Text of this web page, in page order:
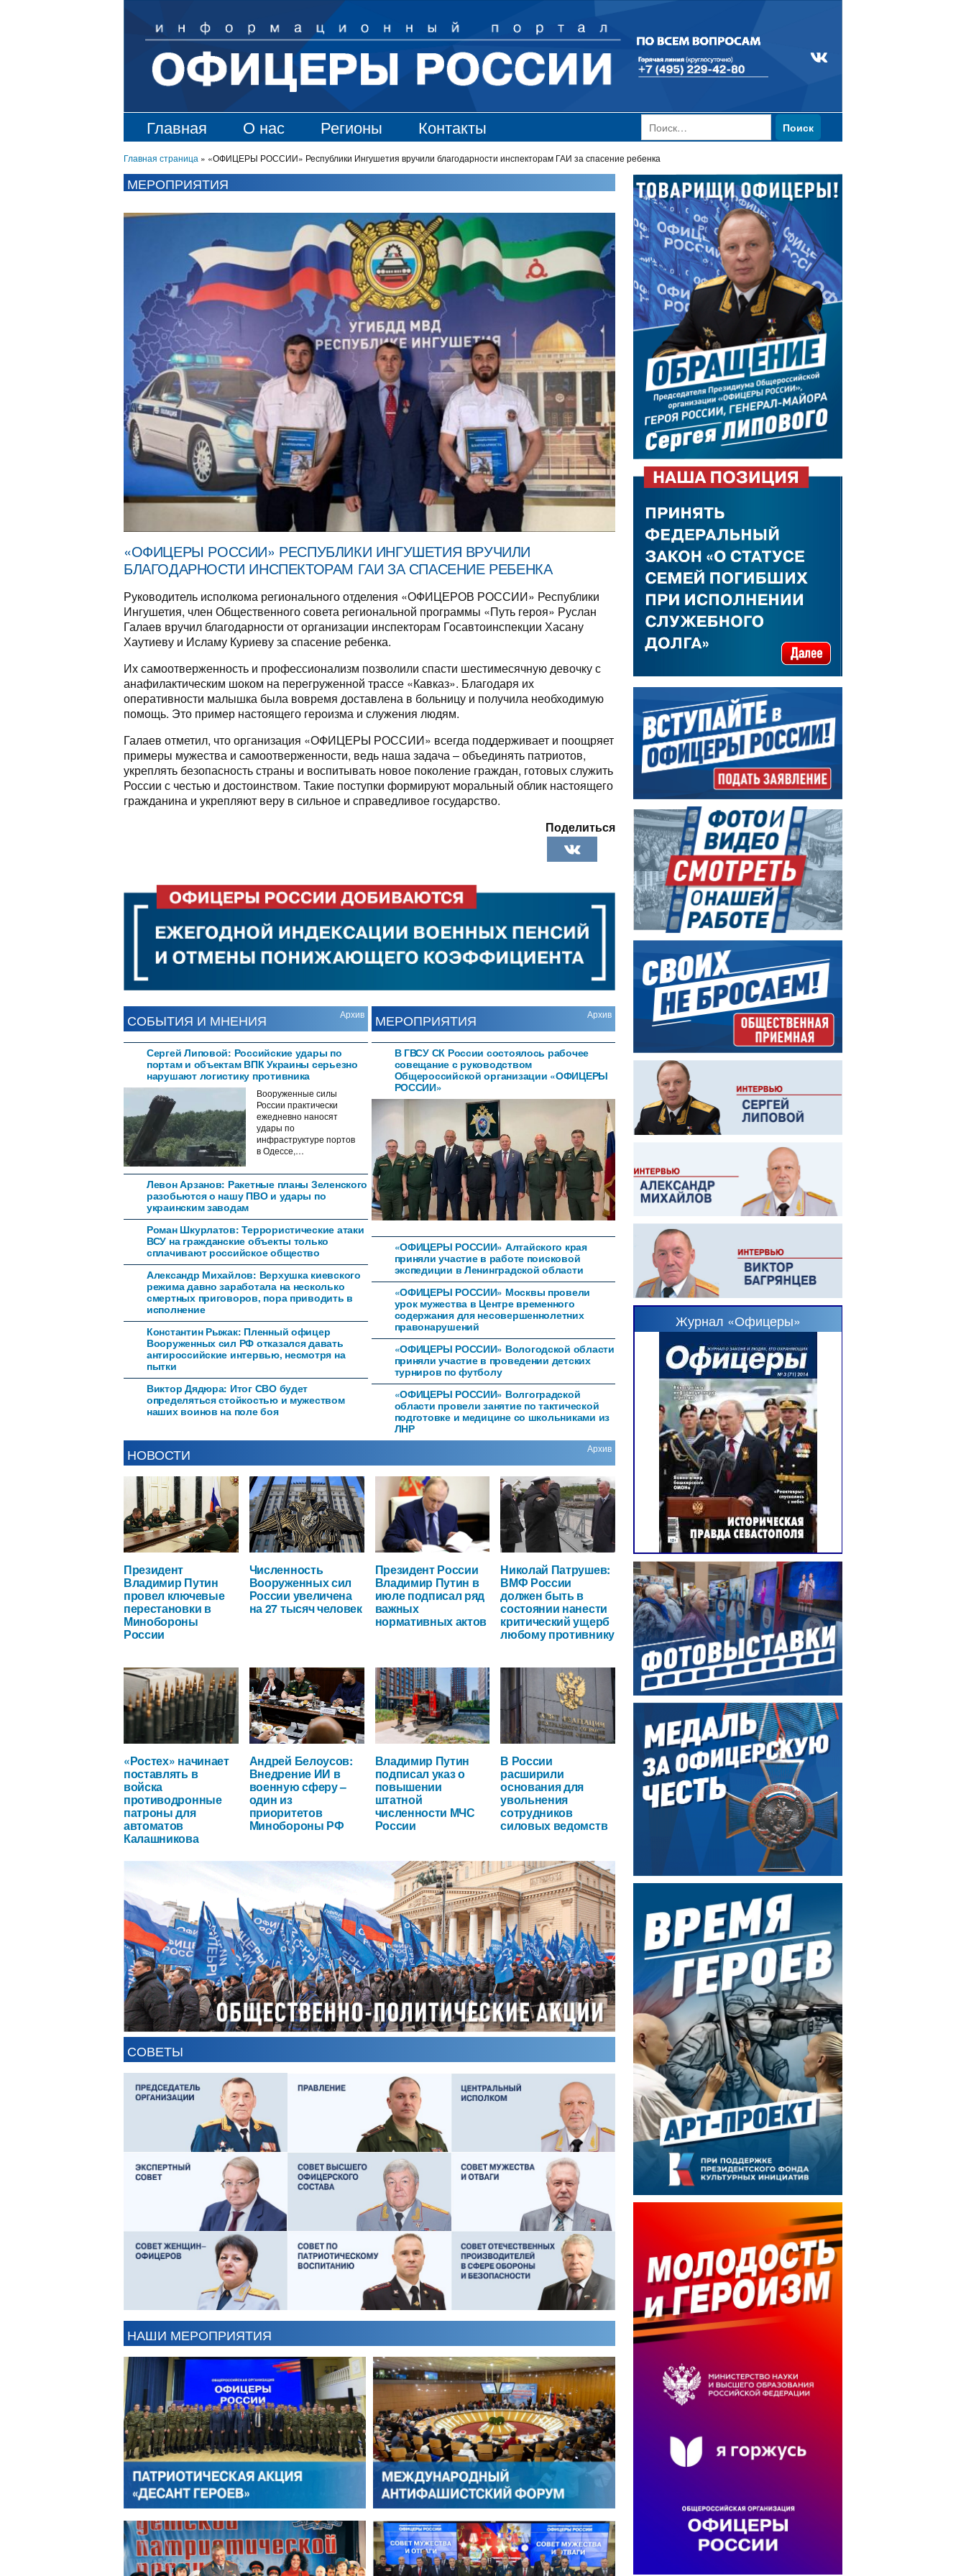
Главная О нас Регионы Контакты Найти:
Главная страница » «ОФИЦЕРЫ РОССИИ» Республики Ингушетия вручили благодарности инспекторам ГАИ за спасение ребенка
МЕРОПРИЯТИЯ
«ОФИЦЕРЫ РОССИИ» РЕСПУБЛИКИ ИНГУШЕТИЯ ВРУЧИЛИ
БЛАГОДАРНОСТИ ИНСПЕКТОРАМ ГАИ ЗА СПАСЕНИЕ РЕБЕНКА
Руководитель исполкома регионального отделения «ОФИЦЕРОВ РОССИИ» Республики
Ингушетия, член Общественного совета региональной программы «Путь героя» Руслан
Галаев вручил благодарности от организации инспекторам Госавтоинспекции Хасану
Хаутиеву и Исламу Куриеву за спасение ребенка.
Их самоотверженность и профессионализм позволили спасти шестимесячную девочку с
анафилактическим шоком на перегруженной трассе «Кавказ». Благодаря их
оперативности малышка была вовремя доставлена в больницу и получила необходимую
помощь. Это пример настоящего героизма и служения людям.
Галаев отметил, что организация «ОФИЦЕРЫ РОССИИ» всегда поддерживает и поощряет
примеры мужества и самоотверженности, ведь наша задача – объединять патриотов,
укреплять безопасность страны и воспитывать новое поколение граждан, готовых служить
России с честью и достоинством. Такие поступки формируют моральный облик настоящего
гражданина и укрепляют веру в сильное и справедливое государство.
Поделиться
СОБЫТИЯ И МНЕНИЯ Архив
Сергей Липовой: Российские удары по
портам и объектам ВПК Украины серьезно
нарушают логистику противника
Вооруженные силы
России практически
ежедневно наносят
удары по
инфраструктуре портов
в Одессе,…
Левон Арзанов: Ракетные планы Зеленского
разобьются о нашу ПВО и удары по
украинским заводам
Роман Шкурлатов: Террористические атаки
ВСУ на гражданские объекты только
сплачивают российское общество
Александр Михайлов: Верхушка киевского
режима давно заработала на несколько
смертных приговоров, пора приводить в
исполнение
Константин Рыжак: Пленный офицер
Вооруженных сил РФ отказался давать
антироссийские интервью, несмотря на
пытки
Виктор Дядюра: Итог СВО будет
определяться стойкостью и мужеством
наших воинов на поле боя
МЕРОПРИЯТИЯ Архив
В ГВСУ СК России состоялось рабочее
совещание с руководством
Общероссийской организации «ОФИЦЕРЫ
РОССИИ»
«ОФИЦЕРЫ РОССИИ» Алтайского края
приняли участие в работе поисковой
экспедиции в Ленинградской области
«ОФИЦЕРЫ РОССИИ» Москвы провели
урок мужества в Центре временного
содержания для несовершеннолетних
правонарушений
«ОФИЦЕРЫ РОССИИ» Вологодской области
приняли участие в проведении детских
турниров по футболу
«ОФИЦЕРЫ РОССИИ» Волгоградской
области провели занятие по тактической
подготовке и медицине со школьниками из
ЛНР
НОВОСТИ Архив
Президент
Владимир Путин
провел ключевые
перестановки в
Минобороны
России
Численность
Вооруженных сил
России увеличена
на 27 тысяч человек
Президент России
Владимир Путин в
июле подписал ряд
важных
нормативных актов
Николай Патрушев:
ВМФ России
должен быть в
состоянии нанести
критический ущерб
любому противнику
«Ростех» начинает
поставлять в
войска
противодронные
патроны для
автоматов
Калашникова
Андрей Белоусов:
Внедрение ИИ в
военную сферу –
один из
приоритетов
Минобороны РФ
Владимир Путин
подписал указ о
повышении
штатной
численности МЧС
России
В России
расширили
основания для
увольнения
сотрудников
силовых ведомств
СОВЕТЫ
НАШИ МЕРОПРИЯТИЯ
ЕВГЕНИЙ ЧЕРДАКОВ
АНТОН ЦВЕТКОВ
ЛЕОНИД ЯКУБОВИЧ
ОЛЕГ ЛОГУНОВ
АЛЕКСЕЙ ФИЛАТОВ
СЕРГЕЙ ХЛЕБЦЕВИЧ
ГЕРМАН ЯРЦЕВ
Журнал «Офицеры»